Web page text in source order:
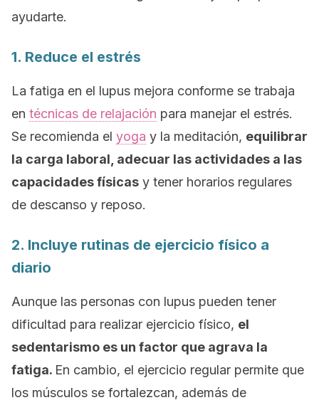
ayudarte.
1. Reduce el estrés
La fatiga en el lupus mejora conforme se trabaja
en técnicas de relajación para manejar el estrés.
Se recomienda el yoga y la meditación, equilibrar
la carga laboral, adecuar las actividades a las
capacidades físicas y tener horarios regulares
de descanso y reposo.
2. Incluye rutinas de ejercicio físico a
diario
Aunque las personas con lupus pueden tener
dificultad para realizar ejercicio físico, el
sedentarismo es un factor que agrava la
fatiga. En cambio, el ejercicio regular permite que
los músculos se fortalezcan, además de